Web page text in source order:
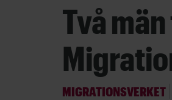
Två
MIGRATIONSVERKET